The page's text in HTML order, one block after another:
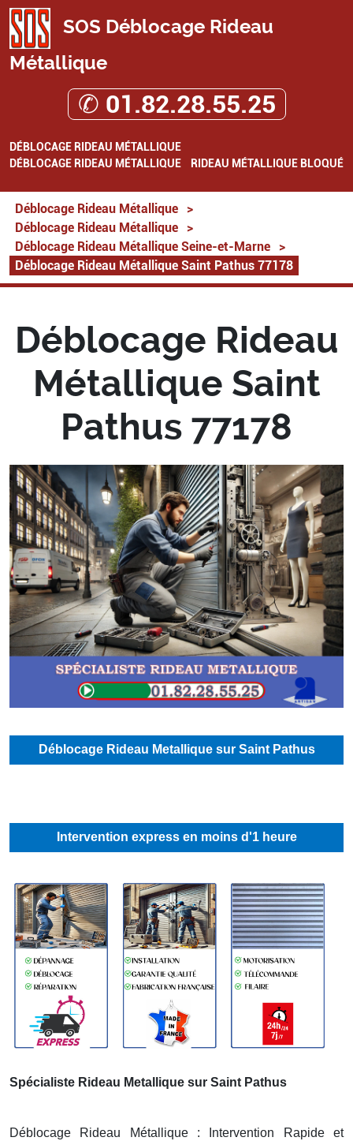
SOS Déblocage Rideau
Métallique
✆ 01.82.28.55.25
DÉBLOCAGE RIDEAU MÉTALLIQUE
DÉBLOCAGE RIDEAU MÉTALLIQUE
RIDEAU MÉTALLIQUE BLOQUÉ
Déblocage Rideau Métallique
>
Déblocage Rideau Métallique
>
Déblocage Rideau Métallique Seine-et-Marne
>
Déblocage Rideau Métallique Saint Pathus 77178
Déblocage Rideau
Métallique Saint
Pathus 77178
Déblocage Rideau Metallique sur Saint Pathus
Intervention express en moins d'1 heure
Spécialiste Rideau Metallique sur Saint Pathus
Déblocage Rideau Métallique : Intervention Rapide et